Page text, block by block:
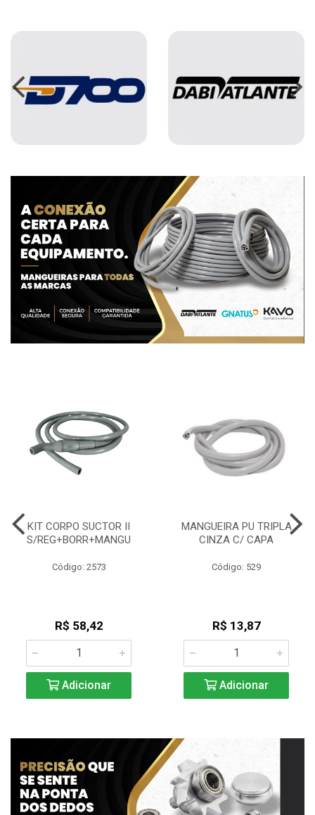
KIT CORPO SUCTOR II
S/REG+BORR+MANGU
Código: 2573
R$ 58,42
Adicionar
MANGUEIRA PU TRIPLA
CINZA C/ CAPA
Código: 529
R$ 13,87
Adicionar